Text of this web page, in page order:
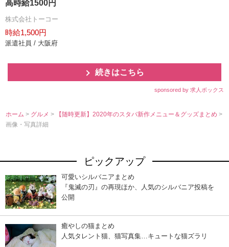
高時給1500円
株式会社トーコー
時給1,500円
派遣社員 / 大阪府
続きはこちら
sponsored by 求人ボックス
ホーム > グルメ> 【随時更新】2020年のスタバ新作メニュー＆グッズまとめ>
画像・写真詳細
ピックアップ
可愛いシルバニアまとめ
『鬼滅の刃』の再現ほか、人気のシルバニア投稿を
公開
癒やしの猫まとめ
人気タレント猫、猫写真集…キュートな猫ズラリ